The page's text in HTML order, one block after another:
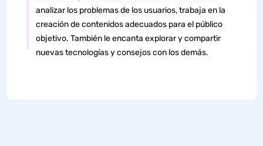
analizar los problemas de los usuarios, trabaja en la
creación de contenidos adecuados para el público
objetivo. También le encanta explorar y compartir
nuevas tecnologías y consejos con los demás.